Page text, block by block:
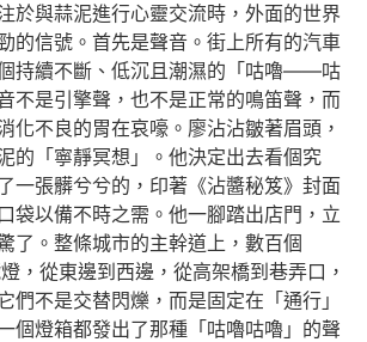
於與蒜泥進行心靈交流時，外面的世界
的信號。首先是聲音。街上所有的汽車
持續不斷、低沉且潮濕的「咕嚕——咕
是引擎聲，也不是正常的鳴笛聲，而
化不良的胃在哀嚎。廖沾沾皺著眉頭，
的「寧靜冥想」。他決定出去看個究
一張髒兮兮的，印著《沾醬秘笈》封面
袋以備不時之需。他一腳踏出店門，立
了。整條城市的主幹道上，數百個
，從東邊到西邊，從高架橋到巷弄口，
們不是交替閃爍，而是固定在「通行」
個燈箱都發出了那種「咕嚕咕嚕」的聲